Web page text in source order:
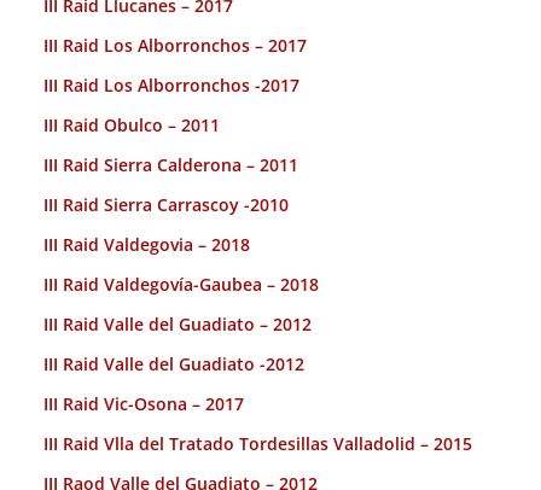
III Raid Llucanes – 2017
III Raid Los Alborronchos – 2017
III Raid Los Alborronchos -2017
III Raid Obulco – 2011
III Raid Sierra Calderona – 2011
III Raid Sierra Carrascoy -2010
III Raid Valdegovia – 2018
III Raid Valdegovía-Gaubea – 2018
III Raid Valle del Guadiato – 2012
III Raid Valle del Guadiato -2012
III Raid Vic-Osona – 2017
III Raid Vlla del Tratado Tordesillas Valladolid – 2015
III Raod Valle del Guadiato – 2012